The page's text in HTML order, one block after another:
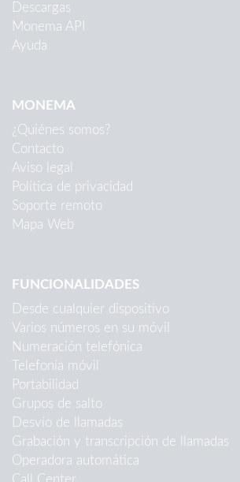
Descargas
Monema API
Ayuda
MONEMA
¿Quiénes somos?
Contacto
Aviso legal
Política de privacidad
Soporte remoto
Mapa Web
FUNCIONALIDADES
Desde cualquier dispositivo
Varios números en su móvil
Numeración telefónica
Telefonía móvil
Portabilidad
Grupos de salto
Desvío de llamadas
Grabación y transcripción de llamadas
Operadora automática